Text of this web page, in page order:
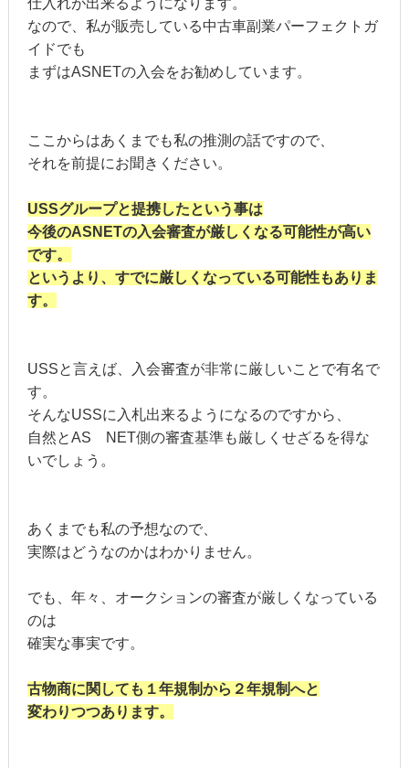
仕入れが出来るようになります。
なので、私が販売している中古車副業パーフェクトガ
イドでも
まずはASNETの入会をお勧めしています。
ここからはあくまでも私の推測の話ですので、
それを前提にお聞きください。
USSグループと提携したという事は
今後のASNETの入会審査が厳しくなる可能性が高い
です。
というより、すでに厳しくなっている可能性もありま
す。
USSと言えば、入会審査が非常に厳しいことで有名で
す。
そんなUSSに入札出来るようになるのですから、
自然とAS NET側の審査基準も厳しくせざるを得な
いでしょう。
あくまでも私の予想なので、
実際はどうなのかはわかりません。
でも、年々、オークションの審査が厳しくなっている
のは
確実な事実です。
古物商に関しても１年規制から２年規制へと
変わりつつあります。